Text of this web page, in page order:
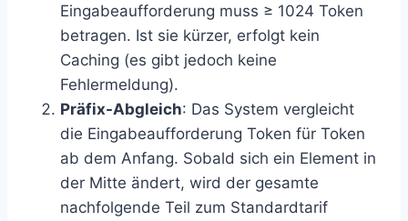
Eingabeaufforderung muss ≥ 1024 Token
betragen. Ist sie kürzer, erfolgt kein
Caching (es gibt jedoch keine
Fehlermeldung).
Präfix-Abgleich: Das System vergleicht
die Eingabeaufforderung Token für Token
ab dem Anfang. Sobald sich ein Element in
der Mitte ändert, wird der gesamte
nachfolgende Teil zum Standardtarif